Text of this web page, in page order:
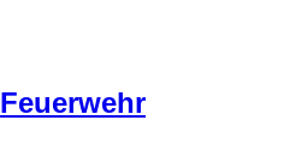
Feuerwehr